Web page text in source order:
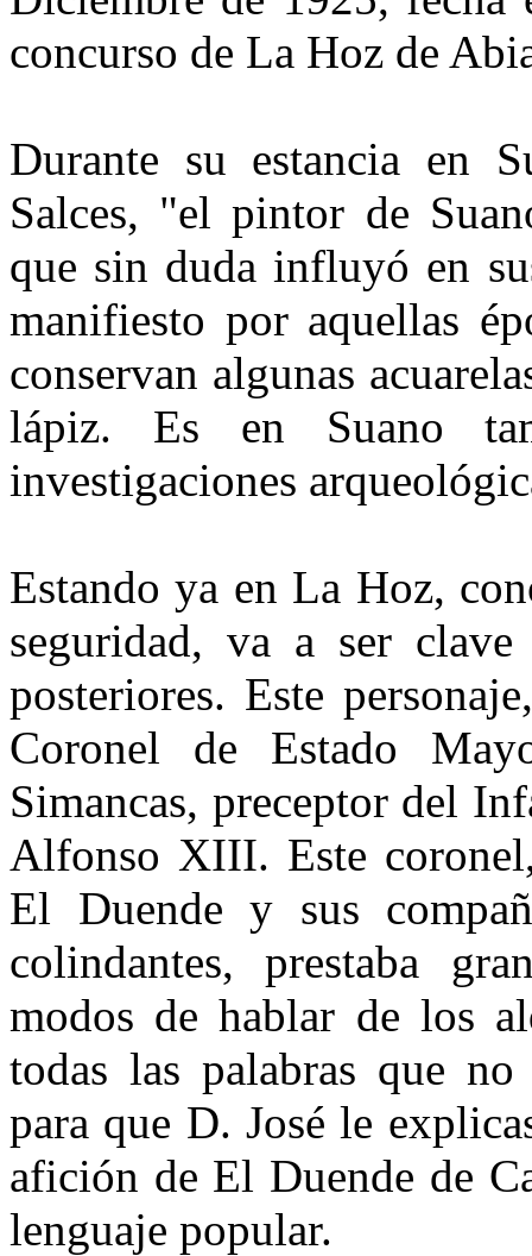
concurso de La Hoz de
Durante su estancia en
Salces, "el pintor de
que sin duda influyó en
manifiesto por aquellas
conservan algunas
lápiz. Es en Suano
investigaciones
Estando ya en La Hoz,
seguridad, va a ser
posteriores. Este
Coronel de Estado
Simancas, preceptor del
Alfonso XIII. Este
El Duende y sus
colindantes, prestaba
modos de hablar de los
todas las palabras que
para que D. José le
afición de El Duende de
lenguaje popular.